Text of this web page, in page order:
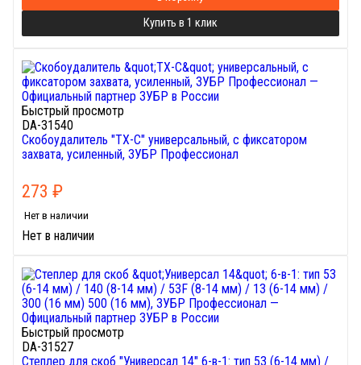
Купить в 1 клик
Быстрый просмотр
DA-31540
Скобоудалитель "ТХ-С" универсальный, с фиксатором
захвата, усиленный, ЗУБР Профессионал
273 ₽
Нет в наличии
Нет в наличии
Быстрый просмотр
DA-31527
Степлер для скоб "Универсал 14" 6-в-1: тип 53 (6-14 мм) /